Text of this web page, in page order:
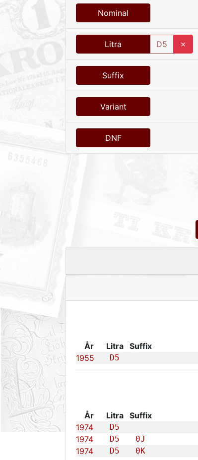
Nominal
Litra D5 ✗
Suffix
Variant
DNF
År
Litra Suffix
1955
D5
År
Litra Suffix
1974
D5
1974
D5 0J
1974
D5 0K